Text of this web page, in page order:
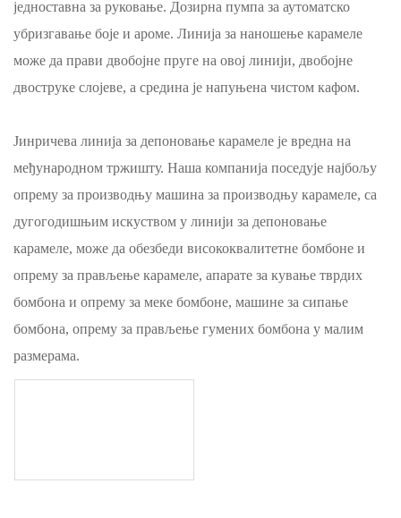
једноставна за руковање. Дозирна пумпа за аутоматско
убризгавање боје и ароме. Линија за наношење карамеле
може да прави двобојне пруге на овој линији, двобојне
двоструке слојеве, а средина је напуњена чистом кафом.
Јинричева линија за депоновање карамеле је вредна на
међународном тржишту. Наша компанија поседује најбољу
опрему за производњу машина за производњу карамеле, са
дугогодишњим искуством у линији за депоновање
карамеле, може да обезбеди висококвалитетне бомбоне и
опрему за прављење карамеле, апарате за кување тврдих
бомбона и опрему за меке бомбоне, машине за сипање
бомбона, опрему за прављење гумених бомбона у малим
размерама.